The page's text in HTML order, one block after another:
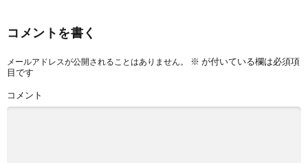
コメントを書く
メールアドレスが公開されることはありません。 ※ が付いている欄は必須項
目です
コメント